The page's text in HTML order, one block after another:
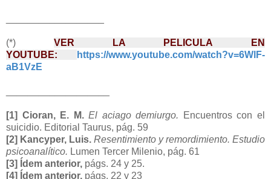
(*) VER LA PELICULA
EN
YOUTUBE:
https://www.youtube.com/watch?v=6WlF-
aB1VzE
[1] Cioran, E. M.El aciago demiurgo. Encuentros con el
suicidio. Editorial Taurus, pág. 59
[2] Kancyper, Luis. Resentimiento y remordimiento. Estudio
psicoanalítico. Lumen Tercer Milenio, pág. 61
[3] Ídem anterior, págs. 24 y 25.
[4] Ídem anterior, págs. 22 y 23